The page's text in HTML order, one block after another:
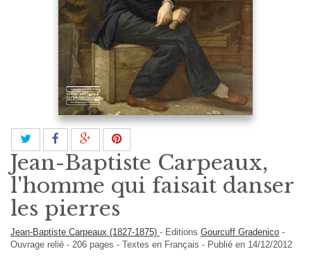
Jean-Baptiste Carpeaux,
l'homme qui faisait danser
les pierres
Jean-Baptiste Carpeaux (1827-1875) - Editions Gourcuff Gradenico -
Ouvrage relié - 206 pages - Textes en Français - Publié en 14/12/2012